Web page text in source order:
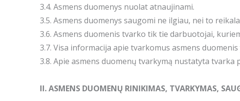
3.4. Asmens duomenys nuolat atnaujinami.
3.5. Asmens duomenys saugomi ne ilgiau, nei to
3.6. Asmens duomenis tvarko tik tie darbuotojai,
3.7. Visa informacija apie tvarkomus asmens
3.8. Apie asmens duomenų tvarkymą nustatyta
II. ASMENS DUOMENŲ RINIKIMAS, TVARKYMAS,